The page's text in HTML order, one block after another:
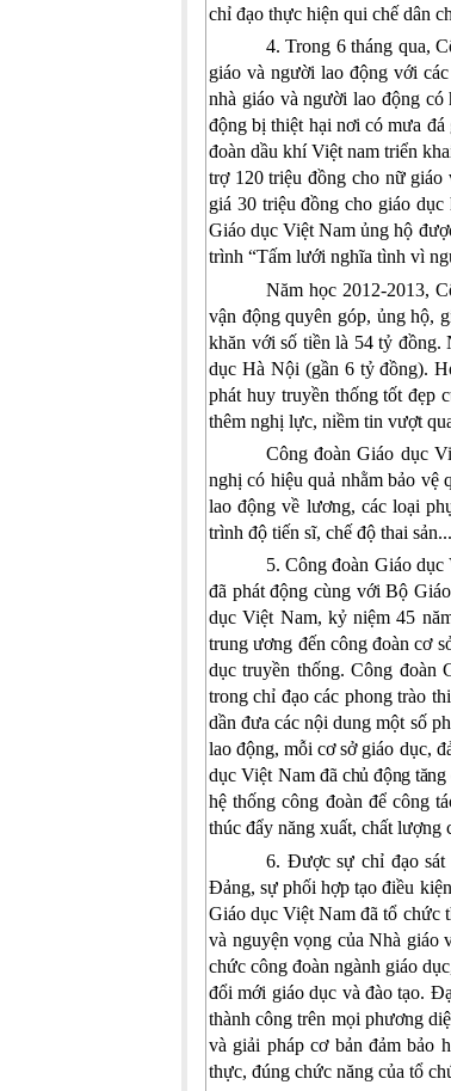
chỉ đạo thực hiện qui chế dân
4. Trong 6 tháng qua,
giáo và người lao động với
nhà giáo và người lao động
động bị thiệt hại nơi có mưa
đoàn dầu khí Việt nam triển
trợ 120 triệu đồng cho nữ
giá 30 triệu đồng cho giáo
Giáo dục Việt Nam ủng hộ
trình “Tấm lưới nghĩa tình vì
Năm học 2012-2013,
vận độngquyên góp, ủng hộ,
khăn với số tiền là 54 tỷ đồng.
dục Hà Nội (gần 6 tỷ đồng).
phát huy truyền thống tốt đẹp
thêm nghị lực, niềm tin vượt
Công đoàn Giáo dục
nghị có hiệu quả nhằm bảo vệ
lao động về lương, các loại
trình độ tiến sĩ, chế độ thai sản...
5. Công đoàn Giáo
đã phát động cùng với Bộ
dục Việt Nam, kỷ niệm 45
trung ương đến công đoàn cơ
dục truyền thống. Công
trong chỉ đạo các phong trào
dần đưa các nội dung một số
lao động, mỗi cơ sở giáo dục,
dục Việt Namđã chủ động
hệ thống công đoàn để công
thúc đẩy năng xuất, chất lượng
6. Được sự chỉ đạo
Đảng, sự phối hợp tạo điều
Giáo dục Việt Nam đã tổ
và nguyện vọng của Nhà giáo
chức công đoàn ngành giáo
đổi mới giáo dục và đào tạo.
thành công trên mọi phương
và giải pháp cơ bản đảm bảo
thực, đúng chức năng của tổ